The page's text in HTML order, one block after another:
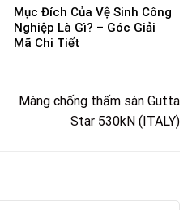
Mục Đích Của Vệ Sinh Công
Nghiệp Là Gì? – Góc Giải
Mã Chi Tiết
Màng chống thấm sàn Gutta
Star 530kN (ITALY)